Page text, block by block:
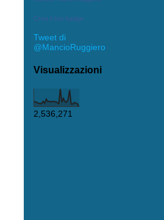
Crea il tuo badge
Tweet di
@MancioRuggiero
Visualizzazioni
2,536,271